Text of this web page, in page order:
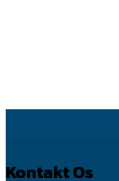
Kontakt Os